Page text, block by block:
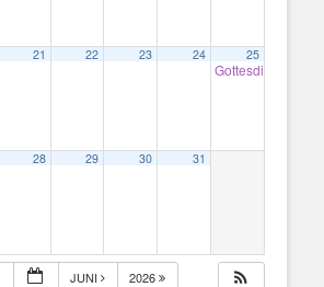
21 22 23 24 25
Gottesdienst mit
28 29 30 31
JUNI 2026